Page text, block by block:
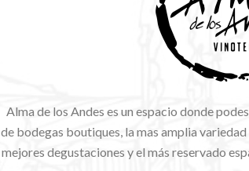
Alma de los Andes es un espacio donde
de bodegas boutiques, la mas amplia
mejores degustaciones y el más reservado